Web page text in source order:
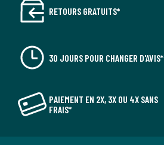
RETOURS GRATUITS*
30 JOURS POUR CHANGER D'AVIS*
PAIEMENT EN 2X, 3X OU 4X SANS
FRAIS*